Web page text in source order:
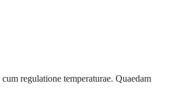
regulatione temperaturae. Quaedam